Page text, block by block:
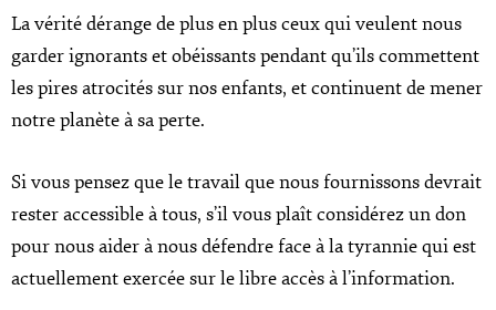
La vérité dérange de plus en plus ceux qui veulent nous
garder ignorants et obéissants pendant qu’ils commettent
les pires atrocités sur nos enfants, et continuent de mener
notre planète à sa perte.
Si vous pensez que le travail que nous fournissons devrait
rester accessible à tous, s’il vous plaît considérez un don
pour nous aider à nous défendre face à la tyrannie qui est
actuellement exercée sur le libre accès à l’information.